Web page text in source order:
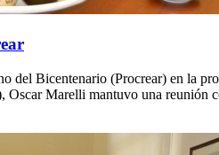
Bicentenario (Procrear) en la
Marelli mantuvo una reunión